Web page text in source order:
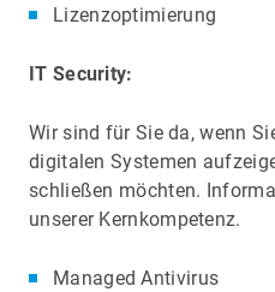
Lizenzoptimierung
IT Security:
Wir sind für Sie da, wenn
digitalen Systemen
schließen möchten.
unserer Kernkompetenz.
Managed Antivirus